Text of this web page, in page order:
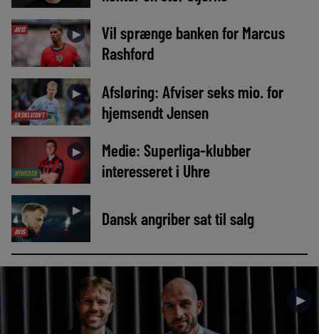
AVIS ►
Vil sprænge banken for Marcus
Rashford
EKSKLUSIVT
►
Afsløring: Afviser seks mio. for
hjemsendt Jensen
NYHEDER
►
Medie: Superliga-klubber
interesseret i Uhre
AVIS
► Dansk angriber sat til salg
►